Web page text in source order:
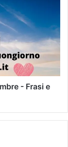
- Frasi e